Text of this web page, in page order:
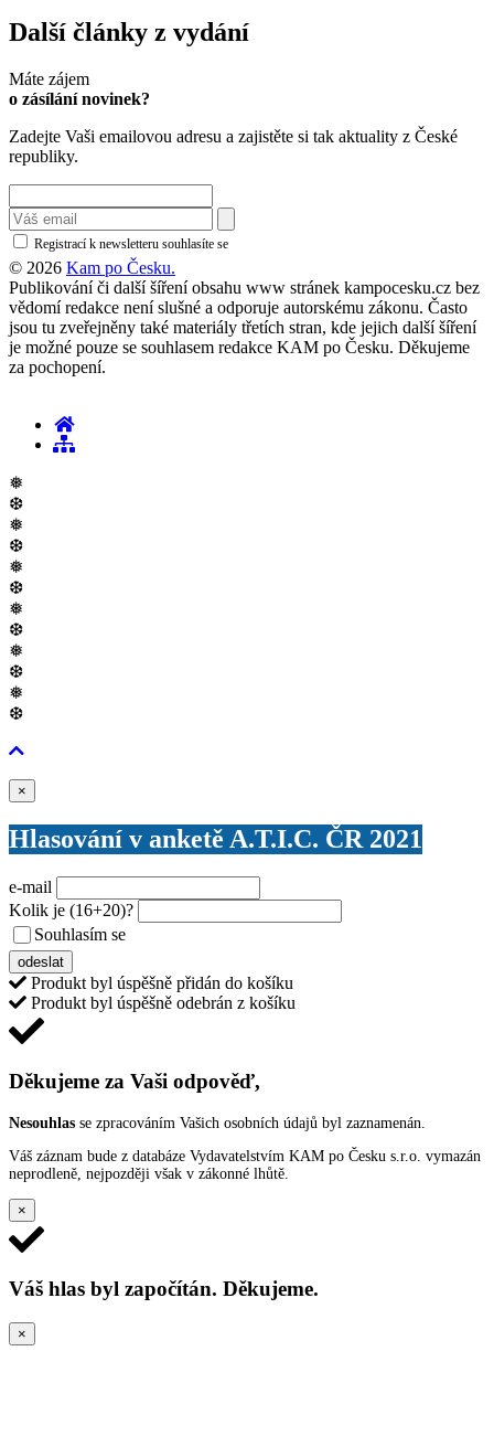
Další články z vydání
Máte zájem
o zásílání novinek?
Zadejte Vaši emailovou adresu a zajistěte si tak aktuality z České
republiky.
Registrací k newsletteru souhlasíte se
© 2026 Kam po Česku.
Publikování či další šíření obsahu www stránek kampocesku.cz bez
vědomí redakce není slušné a odporuje autorskému zákonu. Často
jsou tu zveřejněny také materiály třetích stran, kde jejich další šíření
je možné pouze se souhlasem redakce KAM po Česku. Děkujeme
za pochopení.
❅
❆
❅
❆
❅
❆
❅
❆
❅
❆
❅
❆
×
Hlasování v anketě A.T.I.C. ČR 2021
e-mail
Kolik je (16+20)?
Souhlasím se
odeslat
Produkt byl úspěšně přidán do košíku
Produkt byl úspěšně odebrán z košíku
Děkujeme za Vaši odpověď,
Nesouhlas se zpracováním Vašich osobních údajů byl zaznamenán.
Váš záznam bude z databáze Vydavatelstvím KAM po Česku s.r.o. vymazán
neprodleně, nejpozději však v zákonné lhůtě.
×
Váš hlas byl započítán. Děkujeme.
×